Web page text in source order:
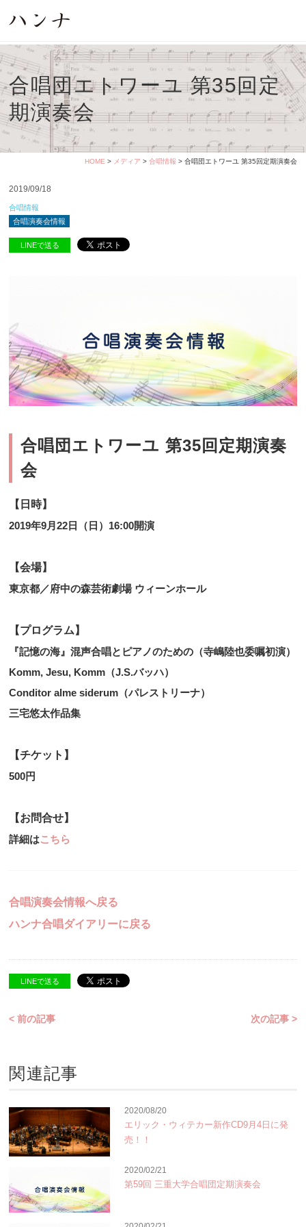
合唱団エトワーユ 第35回定
期演奏会
HOME > メディア > 合唱情報 > 合唱団エトワーユ 第35回定期演奏会
2019/09/18
合唱情報
合唱演奏会情報
LINEで送る
合唱団エトワーユ 第35回定期演奏
会
【日時】
2019年9月22日（日）16:00開演
【会場】
東京都／府中の森芸術劇場 ウィーンホール
【プログラム】
『記憶の海』混声合唱とピアノのための（寺嶋陸也委嘱初演）
Komm, Jesu, Komm（J.S.バッハ）
Conditor alme siderum（パレストリーナ）
三宅悠太作品集
【チケット】
500円
【お問合せ】
詳細はこちら
合唱演奏会情報へ戻る
ハンナ合唱ダイアリーに戻る
LINEで送る
< 前の記事 次の記事 >
関連記事
2020/08/20
エリック・ウィテカー新作CD9月4日に発
売！！
2020/02/21
第59回 三重大学合唱団定期演奏会